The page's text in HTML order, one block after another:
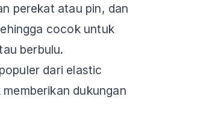
perekat atau pin, dan
cocok untuk
berbulu.
dari elastic
dukungan